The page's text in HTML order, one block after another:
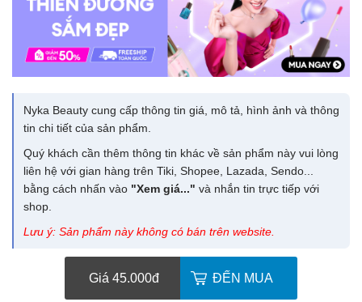
Nyka Beauty cung cấp thông tin giá, mô tả, hình ảnh và thông
tin chi tiết của sản phẩm.
Quý khách cần thêm thông tin khác về sản phẩm này vui lòng
liên hệ với gian hàng trên Tiki, Shopee, Lazada, Sendo...
bằng cách nhấn vào "Xem giá..." và nhắn tin trực tiếp với
shop.
Lưu ý: Sản phẩm này không có bán trên website.
Giá 45.000đ ĐẾN MUA